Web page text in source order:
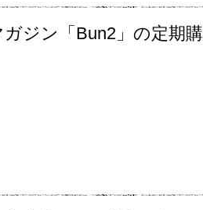
ガジン「Bun2」の定期